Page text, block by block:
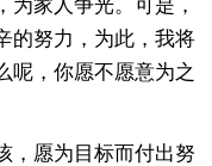
家人争光。可是，
的努力，为此，我将
呢，你愿不愿意为之
，愿为目标而付出努